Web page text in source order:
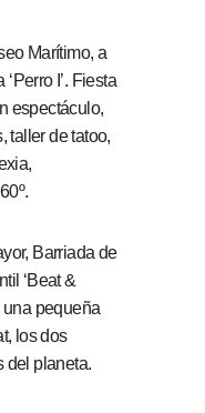
Marítimo, a
I’. Fiesta
espectáculo,
taller de tatoo,
Barriada de
‘Beat &
una pequeña
los dos
del planeta.